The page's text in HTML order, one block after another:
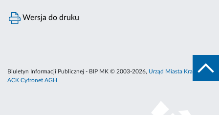
Wersja do druku
Biuletyn Informacji Publicznej - BIP MK © 2003-2026, Urząd Miasta Krakowa
ACK Cyfronet AGH